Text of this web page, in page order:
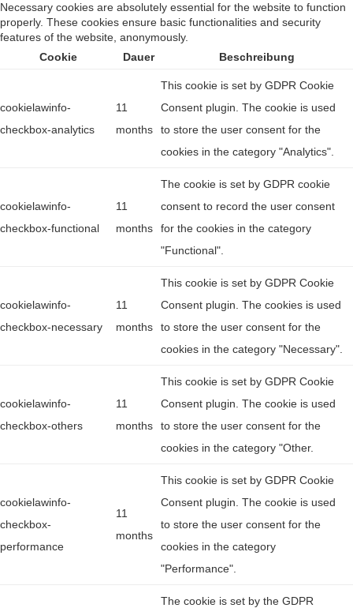
Necessary cookies are absolutely essential for the website to function
properly. These cookies ensure basic functionalities and security
features of the website, anonymously.
Cookie
Dauer Beschreibung
cookielawinfo-
checkbox-analytics
11
months
This cookie is set by GDPR Cookie
Consent plugin. The cookie is used
to store the user consent for the
cookies in the category "Analytics".
cookielawinfo-
checkbox-functional
11
months
The cookie is set by GDPR cookie
consent to record the user consent
for the cookies in the category
"Functional".
cookielawinfo-
checkbox-necessary
11
months
This cookie is set by GDPR Cookie
Consent plugin. The cookies is used
to store the user consent for the
cookies in the category "Necessary".
cookielawinfo-
checkbox-others
11
months
This cookie is set by GDPR Cookie
Consent plugin. The cookie is used
to store the user consent for the
cookies in the category "Other.
cookielawinfo-
checkbox-
performance
11
months
This cookie is set by GDPR Cookie
Consent plugin. The cookie is used
to store the user consent for the
cookies in the category
"Performance".
The cookie is set by the GDPR